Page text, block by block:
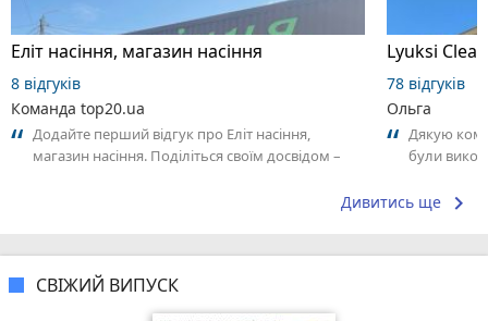
Еліт насіння, магазин насіння
8 відгуків
Команда top20.ua
Додайте перший відгук про Еліт насіння,
магазин насіння. Поділіться своїм досвідом –
Lyuksi
78 відгуків
Ольга
Дякую
були
Дивитись ще keyboard_arrow_right
СВІЖИЙ ВИПУСК